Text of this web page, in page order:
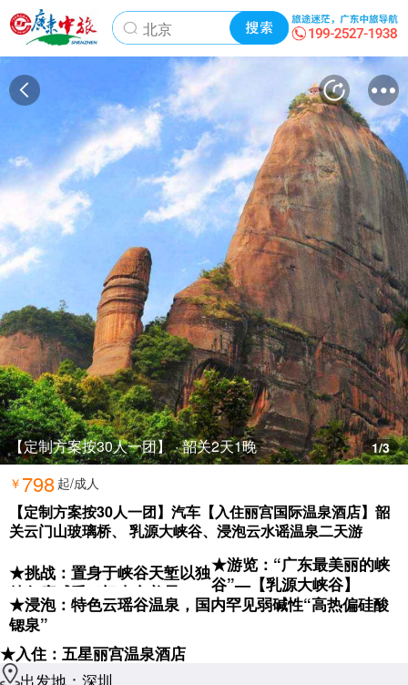
1/3
【定制方案按30人一团】 · 韶关2天1晚
￥ 798 起/成人
【定制方案按30人一团】汽车【入住丽宫国际温泉酒店】韶
关云门山玻璃桥、 乳源大峡谷、浸泡云水谣温泉二天游
★挑战 ：置身于峡谷天堑以独
特角度感受云门山之美景
【云门玻璃桥】
★游览： “广东最美丽的峡
谷”—【乳源大峡谷】
★浸泡：特色云瑶谷温泉，国内罕见弱碱性“高热偏硅酸
锶泉”
★入住 ： 五星丽宫温泉酒店
出发地：深圳